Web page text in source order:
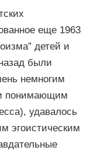
еще 1963
детей и
были
немногим
понимающим
удавалось
эгоистическим